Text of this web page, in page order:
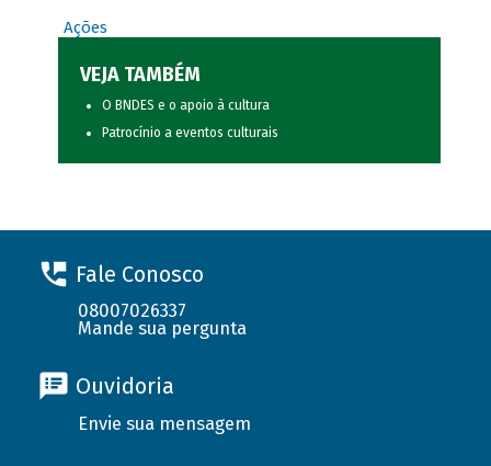
Ações
VEJA TAMBÉM
O BNDES e o apoio à cultura
Patrocínio a eventos culturais
Fale Conosco
08007026337
Mande sua pergunta
Ouvidoria
Envie sua mensagem